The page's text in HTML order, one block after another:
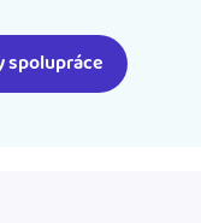
spolupráce